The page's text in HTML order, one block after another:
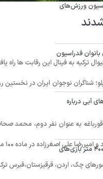
ترکیه به فینال این رقابت ها راه
شناگران نوجوان ایران در
چک، اردن، قرقیزستان،قبرس
ورزش‌های
فدراسیون
آبی درباره
محمد قاسمی: هدفم رسیدن به فینال ۴۰۰ متر بازی‌های